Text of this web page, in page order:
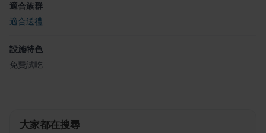
適合族群
適合送禮
設施特色
免費試吃
大家都在搜尋